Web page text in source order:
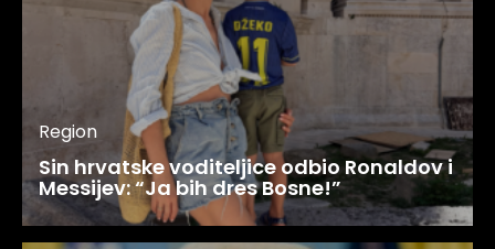
Region
Sin hrvatske voditeljice odbio Ronaldov i
Messijev: “Ja bih dres Bosne!”